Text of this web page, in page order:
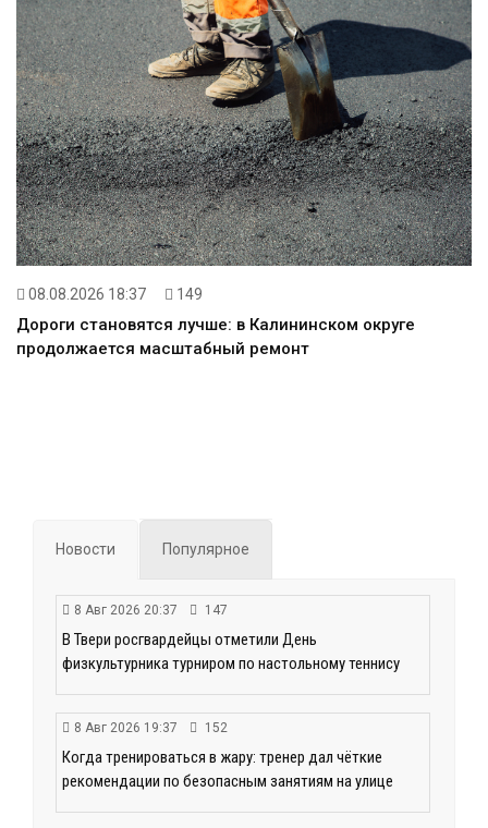
08.08.2026 18:37 149
Дороги становятся лучше: в Калининском округе
продолжается масштабный ремонт
Новости Популярное
8 Авг 2026 20:37 147
В Твери росгвардейцы отметили День
физкультурника турниром по настольному теннису
8 Авг 2026 19:37 152
Когда тренироваться в жару: тренер дал чёткие
рекомендации по безопасным занятиям на улице